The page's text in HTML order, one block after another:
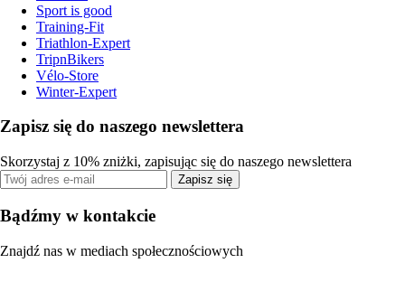
Sport is good
Training-Fit
Triathlon-Expert
TripnBikers
Vélo-Store
Winter-Expert
Zapisz się do naszego newslettera
Skorzystaj z 10% zniżki, zapisując się do naszego newslettera
Zapisz się
Bądźmy w kontakcie
Znajdź nas w mediach społecznościowych